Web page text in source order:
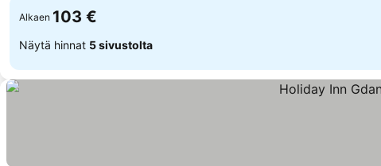
Alkaen 103 €
Näytä hinnat 5 sivustolta